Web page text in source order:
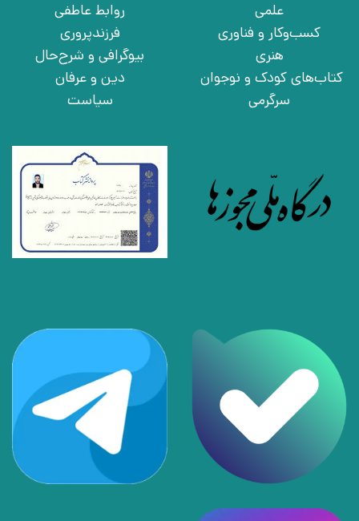
علمی
کسب‌وکار و فناوری
هنری
کتاب‌های کودک و نوجوان
سرگرمی
روابط عاطفی
فرزندپروری
بیوگرافی و شرح‌حال
دین و عرفان
سیاست